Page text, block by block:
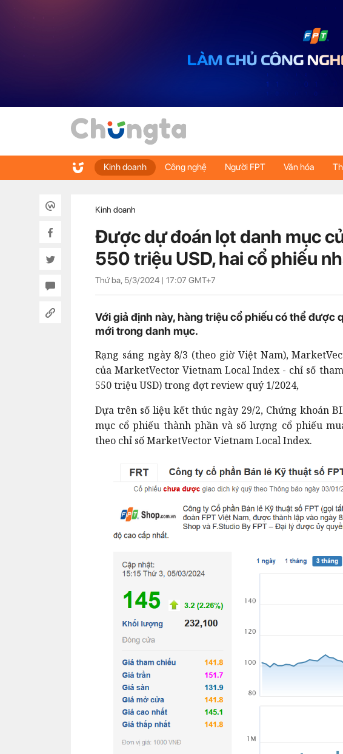
Kinh doanh Công nghệ Người FPT Văn hóa
Kinh doanh
Được dự đoán lọt danh mục
550 triệu USD, hai cổ phiếu
Thứ ba, 5/3/2024 | 17:07 GMT+7
Với giả định này, hàng triệu cổ phiếu có thể được
mới trong danh mục.
Rạng sáng ngày 8/3 (theo giờ Việt Nam),
của MarketVector Vietnam Local Index - chỉ số
550 triệu USD) trong đợt review quý 1/2024,
Dựa trên số liệu kết thúc ngày 29/2, Chứng khoán
mục cổ phiếu thành phần và số lượng cổ phiếu
theo chỉ số MarketVector Vietnam Local Index.